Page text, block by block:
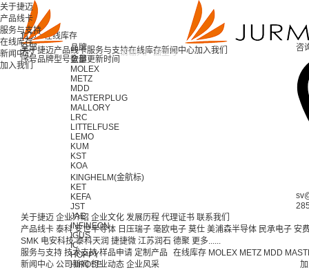
关于捷迈产品线卡服务与支持在线库存新闻中心加入我们
关于捷迈
产品线卡
服务与支持
在线库存
新闻中心
加入我们
首页 >在线库存
咨
全部
品牌
全部
MOLEX
METZ
MDD
MASTERPLUG
MALLORY
LRC
LITTELFUSE
LEMO
KUM
KST
KOA
KINGHELM(金航标)
KET
KEFA
JST
JAE
INFINEON
IGUS
IC
HOPPY
HIROSE
序号品牌型号数量更新时间
关于捷迈 企业介绍 企业文化 发展历程 代理证书 联系我们
产品线卡 泰科 安世半导体 日压瑞子 毫欧电子 莫仕 美浦森半导体 民承电子 安
SMK 电安科技 泰科天润 捷捷微 江苏润石 德聚 更多......
服务与支持 技术支持 样品申请 定制产品 在线库存 MOLEX METZ MDD
新闻中心 公司新闻 行业动态 企业风采